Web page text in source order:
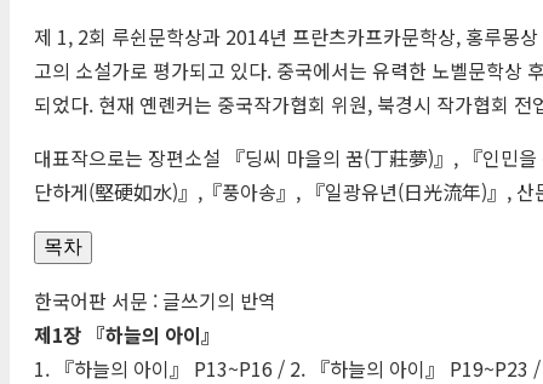
제 1, 2회 루쉰문학상과 2014년 프란츠카프카문학상, 홍루몽
고의 소설가로 평가되고 있다. 중국에서는 유력한 노벨문학상
되었다. 현재 옌롄커는 중국작가협회 위원, 북경시 작가협회
대표작으로는 장편소설 『딩씨 마을의 꿈(丁莊夢)』, 『인민을
단하게(堅硬如水)』,『풍아송』, 『일광유년(日光流年)』, 산
목차
한국어판 서문 : 글쓰기의 반역
제1장 『하늘의 아이』
1. 『하늘의 아이』 P13~P16 / 2. 『하늘의 아이』